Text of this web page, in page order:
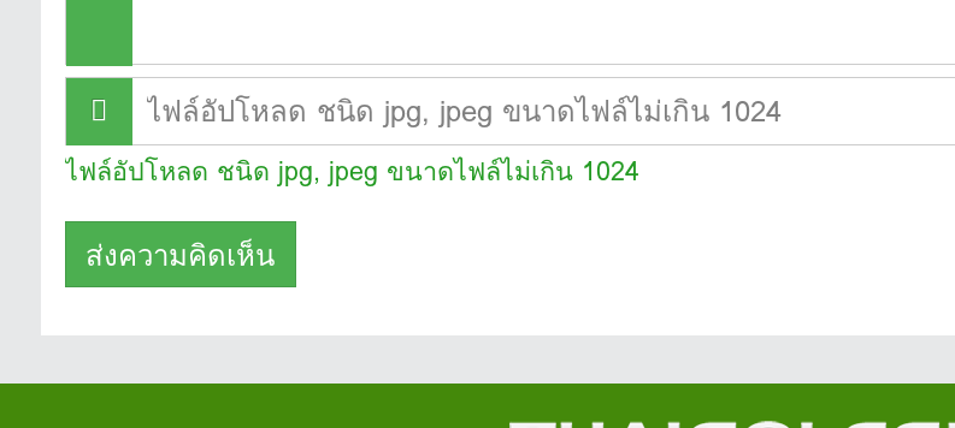
ไฟล์อัปโหลด ชนิด jpg, jpeg ขนาดไฟล์ไม่เกิน 1024